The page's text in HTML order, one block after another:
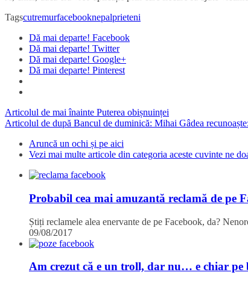
Tagscutremurfacebooknepalprieteni
Dă mai departe! Facebook
Dă mai departe! Twitter
Dă mai departe! Google+
Dă mai departe! Pinterest
Articolul de mai înainte Puterea obișnuinței
Articolul de după Bancul de duminică: Mihai Gâdea
Aruncă un ochi și pe aici
Vezi mai multe articole din categoria aceste cuvinte ne
Probabil cea mai amuzantă reclamă de pe
Știți reclamele alea enervante de pe Facebook, da?
09/08/2017
Am crezut că e un troll, dar nu… e chiar